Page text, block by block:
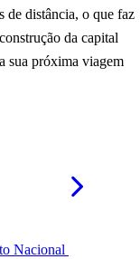
de distância, o que faz
da capital
sua próxima viagem
Nacional